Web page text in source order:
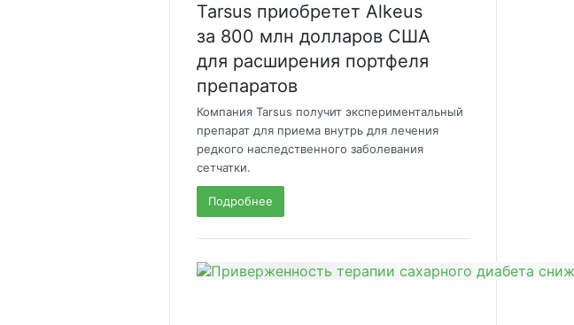
Tarsus приобретет Alkeus
за 800 млн долларов США
для расширения портфеля
препаратов
Компания Tarsus получит экспериментальный
препарат для приема внутрь для лечения
редкого наследственного заболевания
сетчатки.
Подробнее